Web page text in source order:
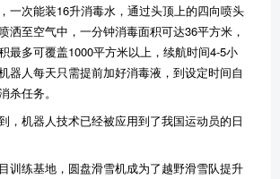
一次能装16升消毒水，通过头顶上的四向喷头
洒至空气中，一分钟消毒面积可达36平方米，
最多可覆盖1000平方米以上，续航时间4-5小
器人每天只需提前加好消毒液，到设定时间自
杀任务。
，机器人技术已经被应用到了我国运动员的日
训练基地，圆盘滑雪机成为了越野滑雪队提升